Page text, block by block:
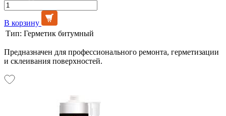
В корзину
Тип: Герметик битумный
Предназначен для профессионального ремонта, герметизации
и склеивания поверхностей.